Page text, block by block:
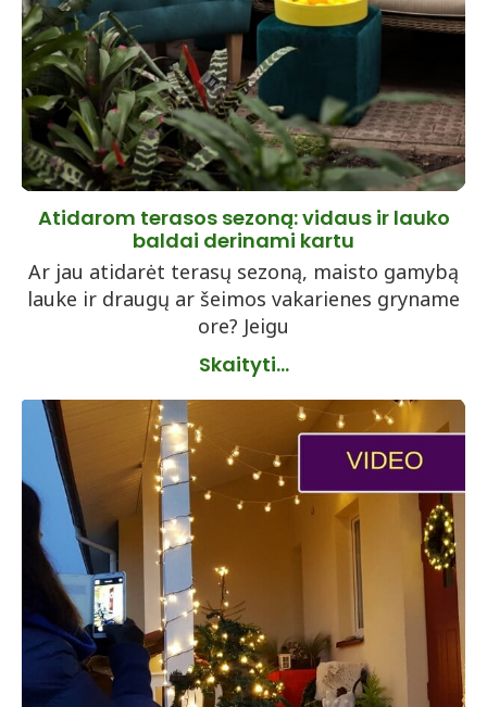
Atidarom terasos sezoną: vidaus ir lauko
baldai derinami kartu
Ar jau atidarėt terasų sezoną, maisto gamybą
lauke ir draugų ar šeimos vakarienes gryname
ore? Jeigu
Skaityti...